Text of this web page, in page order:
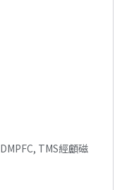
DMPFC, TMS經顱磁